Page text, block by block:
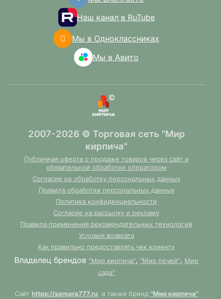
Наш канал в RuTube
Мы в Одноклассниках
Мы в Авито
2007-2026 © Торговая сеть "Мир
кирпича"
Публичная оферта о продаже товаров через сайт и
обязательной обработке оператором
Согласие на обработку персональных данных
Правила обработки персональных данных
Политика конфиденциальности
Согласие на рассылку и рекламу
Правила применения рекомендательных технологий
Условия возврата
Как правильно предоставлять чек клиенту
Владелец брендов "Мир кирпича", "Мир печей", Мир
сада"
Сайт https://samara777.ru, а также бренд "Мир кирпича"